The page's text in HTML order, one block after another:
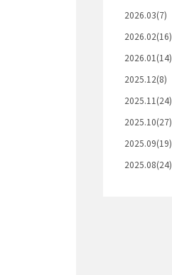
2026.03(7)
2026.02(16)
2026.01(14)
2025.12(8)
2025.11(24)
2025.10(27)
2025.09(19)
2025.08(24)